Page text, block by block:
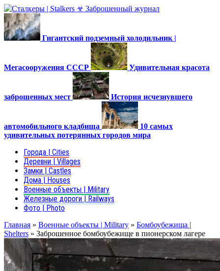
Гигантский подземный холодильник |
Мегасооружения СССР Удивительная красота
заброшенных мест История исчезнувшего
автомобильного кладбища
10 самых
удивительных потерянных городов мира
Города | Cities
Деревни | Villages
Замки | Castles
Дома | Houses
Военные объекты | Military
Железные дороги | Railways
Фото | Photo
Главная » Военные объекты | Military » Бомбоубежища |
Shelters » Заброшенное бомбоубежище в пионерском лагере